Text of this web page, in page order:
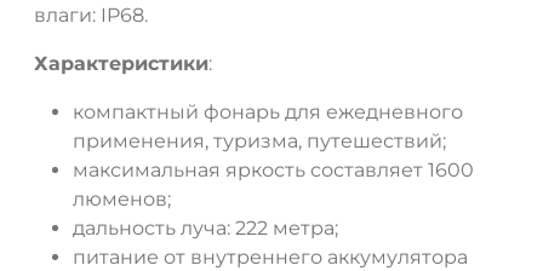
влаги: IP68.
Характеристики:
компактный фонарь для ежедневного
применения, туризма, путешествий;
максимальная яркость составляет 1600
люменов;
дальность луча: 222 метра;
питание от внутреннего аккумулятора